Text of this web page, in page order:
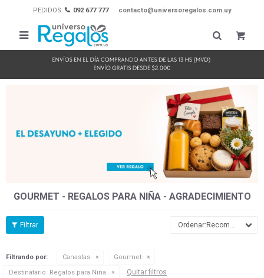
PEDIDOS: 092 677 777 contacto@universoregalos.com.uy

GOURMET - REGALOS PARA NIÑA - AGRADECIMIENTO
Recomendados
Filtrando por: Canastas
Gourmet
Destinatario: Regalos para Niña Quitar filtros